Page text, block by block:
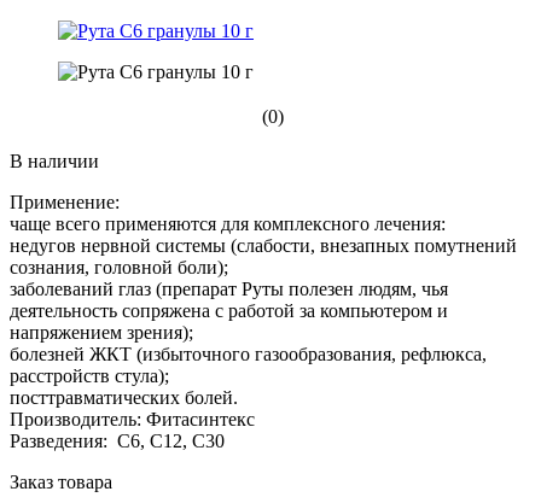
(0)
В наличии
Применение:
чаще всего применяются для комплексного лечения:
недугов нервной системы (слабости, внезапных помутнений
сознания, головной боли);
заболеваний глаз (препарат Руты полезен людям, чья
деятельность сопряжена с работой за компьютером и
напряжением зрения);
болезней ЖКТ (избыточного газообразования, рефлюкса,
расстройств стула);
посттравматических болей.
Производитель: Фитасинтекс
Разведения: С6, С12, С30
Заказ товара